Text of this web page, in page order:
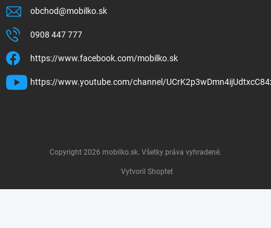
obchod@mobilko.sk
0908 447 777
https://www.facebook.com/mobilko.sk
https://www.youtube.com/channel/
Vytvoril Shoptet
Copyright 2026 mobilko.sk. Všetky práva vyhradené.